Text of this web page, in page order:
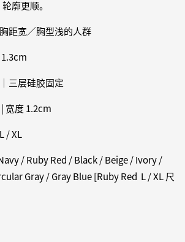
廓更顺。
距宽／胸型浅的人群
三层硅胶固定
宽度 1.2cm
/ XL
/ Ruby Red / Black / Beige / Ivory /
Gray / Gray Blue [Ruby Red L / XL 尺